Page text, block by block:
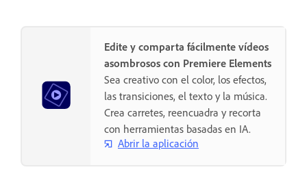
Edite y comparta fácilmente vídeos
asombrosos con Premiere Elements
Sea creativo con el color, los efectos,
las transiciones, el texto y la música.
Crea carretes, reencuadra y recorta
con herramientas basadas en IA.
Abrir la aplicación